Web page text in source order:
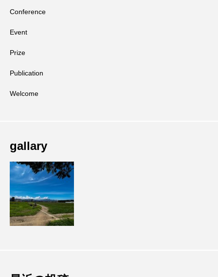
Conference
Event
Prize
Publication
Welcome
gallary